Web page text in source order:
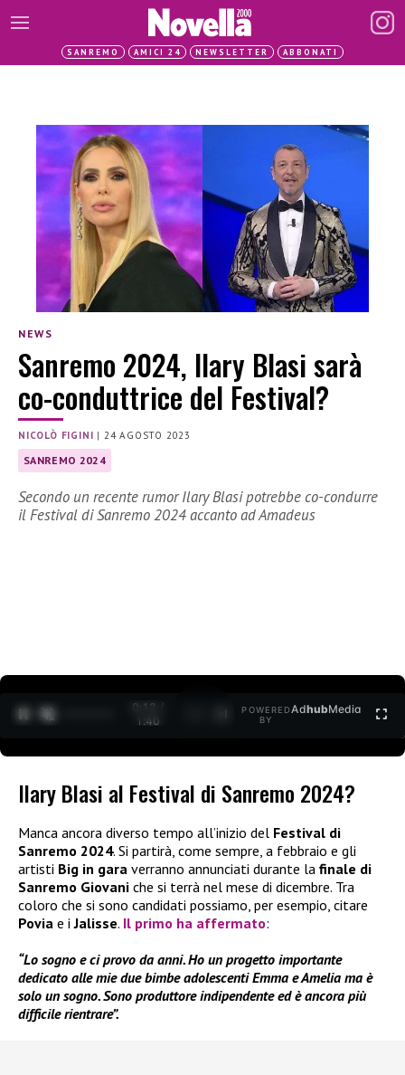
SANREMO AMICI 24 NEWSLETTER ABBONATI
NEWS
Sanremo 2024, Ilary Blasi sarà
co-conduttrice del Festival?
NICOLÒ FIGINI | 24 AGOSTO 2023
SANREMO 2024
Secondo un recente rumor Ilary Blasi potrebbe co-condurre
il Festival di Sanremo 2024 accanto ad Amadeus
0:14 /
1:40
POWERED
BY
AdhubMedia
Ilary Blasi al Festival di Sanremo 2024?
Manca ancora diverso tempo all’inizio del Festival di
Sanremo 2024. Si partirà, come sempre, a febbraio e gli
artisti Big in gara verranno annunciati durante la finale di
Sanremo Giovani che si terrà nel mese di dicembre. Tra
coloro che si sono candidati possiamo, per esempio, citare
Povia e iJalisse. Il primo ha affermato:
“Lo sogno e ci provo da anni. Ho un progetto importante
dedicato alle mie due bimbe adolescenti Emma e Amelia ma è
solo un sogno. Sono produttore indipendente ed è ancora più
difficile rientrare”.